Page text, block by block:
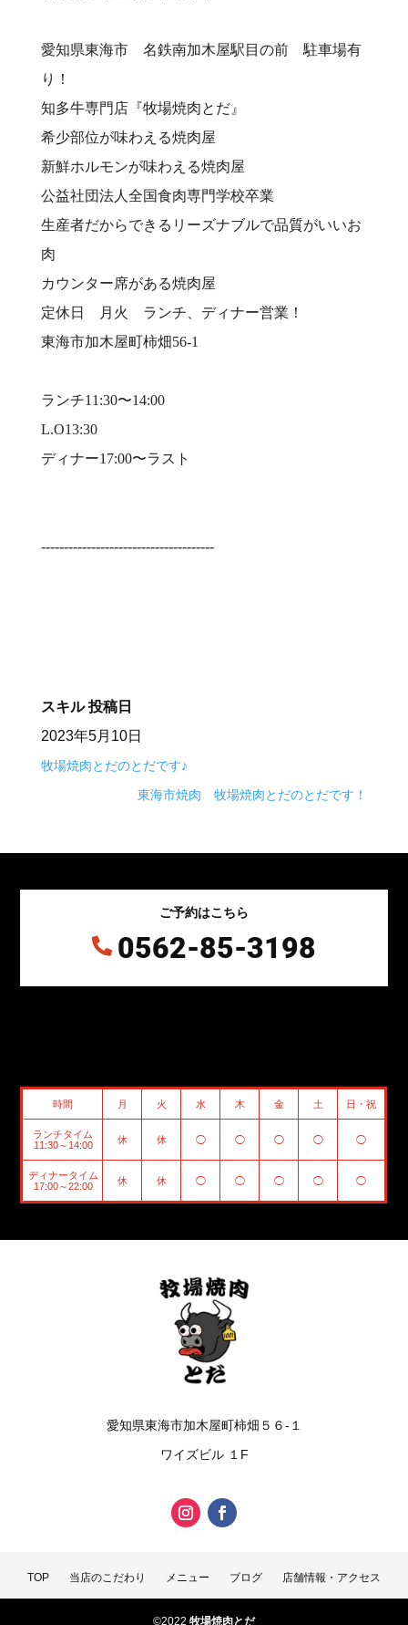
愛知県東海市 名鉄南加木屋駅目の前 駐車場有
り！⠀
知多牛専門店『牧場焼肉とだ』⠀
希少部位が味わえる焼肉屋⠀
新鮮ホルモンが味わえる焼肉屋⠀
公益社団法人全国食肉専門学校卒業⠀
生産者だからできるリーズナブルで品質がいいお
肉⠀
カウンター席がある焼肉屋⠀
定休日 月火 ランチ、ディナー営業！⠀
東海市加木屋町柿畑56-1⠀
ランチ11:30〜14:00⠀
L.O13:30⠀
ディナー17:00〜ラスト⠀
--------------------------------------⠀
スキル 投稿日
2023年5月10日
牧場焼肉とだのとだです♪
東海市焼肉 牧場焼肉とだのとだです！
ご予約はこちら
 0562-85-3198
時間 月 火 水 木 金 土 日・祝
ランチタイム
11:30～14:00
休 休 ◯ ◯ ◯ ◯ ◯
ディナータイム
17:00～22:00
休 休 ◯ ◯ ◯ ◯ ◯
愛知県東海市加木屋町柿畑５６-１
ワイズビル １F
TOP 当店のこだわり メニュー ブログ 店舗情報・アクセス
©2022 牧場焼肉とだ